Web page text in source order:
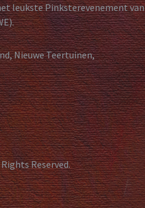
leukste Pinksterevenement van
Nieuwe Teertuinen,
Reserved.